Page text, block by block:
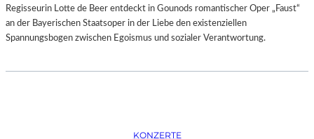
M
Regisseurin Lotte de Beer entdeckt in Gounods romantischer Oper „Faust“
an der Bayerischen Staatsoper in der Liebe den existenziellen
Spannungsbogen zwischen Egoismus und sozialer Verantwortung.
KONZERTE